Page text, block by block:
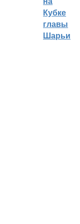
Кубке
главы
Шарьи